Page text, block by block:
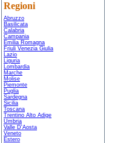
Regioni
Abruzzo
Basilicata
Calabria
Campania
Emilia Romagna
Friuli Venezia Giulia
Lazio
Liguria
Lombardia
Marche
Molise
Piemonte
Puglia
Sardegna
Sicilia
Toscana
Trentino Alto Adige
Umbria
Valle D'Aosta
Veneto
Estero